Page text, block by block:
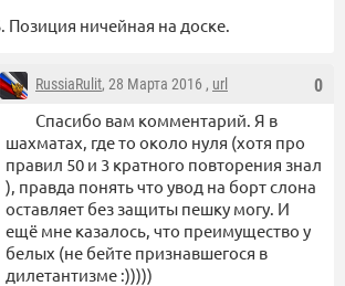
Позиция ничейная на доске.
0
RussiaRulit, 28 Марта 2016 , url
Спасибо вам комментарий. Я в
шахматах, где то около нуля (хотя про
правил 50 и 3 кратного повторения знал
), правда понять что увод на борт слона
оставляет без защиты пешку могу. И
ещё мне казалось, что преимущество у
белых (не бейте признавшегося в
дилетантизме :)))))